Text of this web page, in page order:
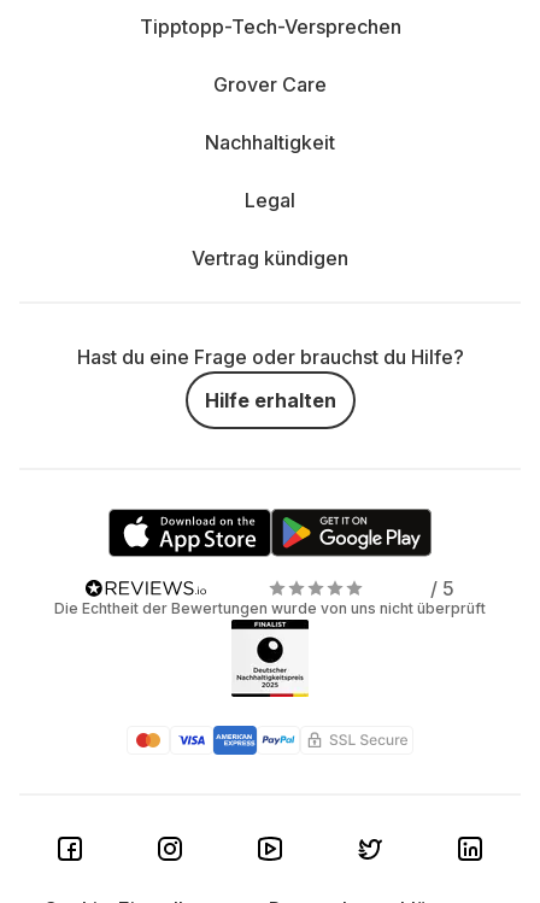
Tipptopp-Tech-Versprechen
Grover Care
Nachhaltigkeit
Legal
Vertrag kündigen
Hast du eine Frage oder brauchst du Hilfe?
Hilfe erhalten
/ 5
Die Echtheit der Bewertungen wurde von uns nicht überprüft